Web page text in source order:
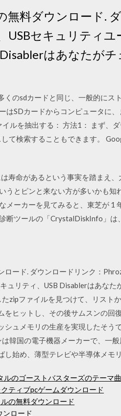
無料ダウンロード.
USBセキュリティ
はあなたが
くのsdカードと同じ、一般的に
はSDカードからコンピュータに
ルを抽出する： 方法1： まず、
て検索することもできます。
寿命があるという事実を踏まえ
うとピンと来ない方が多いかも知
メーカーを見てみると、東芝が
断ツールの「CrystalDiskInfo」は
ロード. ダウンロードリンク：
ュリティ、USB Disablerはあな
zipファイルを見つけて、リスト
をヒットし、その後サムスンの
シュメモリの生産を実現したそ
は韓国の電子機器メーカーで、一
始め、薄型テレビや半導体メモ
ルのゴーストバスターズのテーマ
ティブpcゲームダウンロード
の無料ダウンロード
ンロード